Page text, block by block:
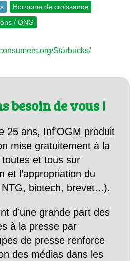
Hormone de croissance
/ ONG
Starbucks/
besoin de vous !
25 ans, Inf’OGM produit
mise gratuitement à la
et tous sur
et l’appropriation du
biotech, brevet...).
d’une grande part des
à la presse par
de presse renforce
des médias dans les